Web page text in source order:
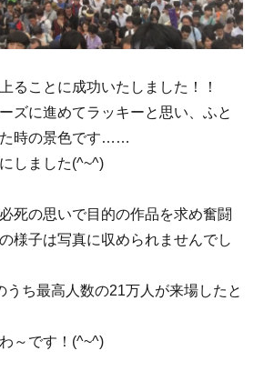
ることに成功いたしました！！
ズに進めてラッキーと思い、ふと
時の景色です……
しました(^~^)
死の思いで目的の作品を求め奮闘
様子は写真に収められませんでし
うち最高人数の21万人が来場したと
～です！(^~^)